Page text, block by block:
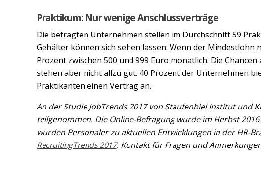
Praktikum: Nur wenige Anschlussverträge
Die befragten Unternehmen stellen im Durchschnitt 59
Gehälter können sich sehen lassen: Wenn der Mindestlohn
Prozent zwischen 500 und 999 Euro monatlich. Die
stehen aber nicht allzu gut: 40 Prozent der Unternehmen
Praktikanten einen Vertrag an.
An der Studie JobTrends 2017 von Staufenbiel Institut und
teilgenommen. Die Online-Befragung wurde im Herbst
wurden Personaler zu aktuellen Entwicklungen in der HR-
RecruitingTrends 2017. Kontakt für Fragen und